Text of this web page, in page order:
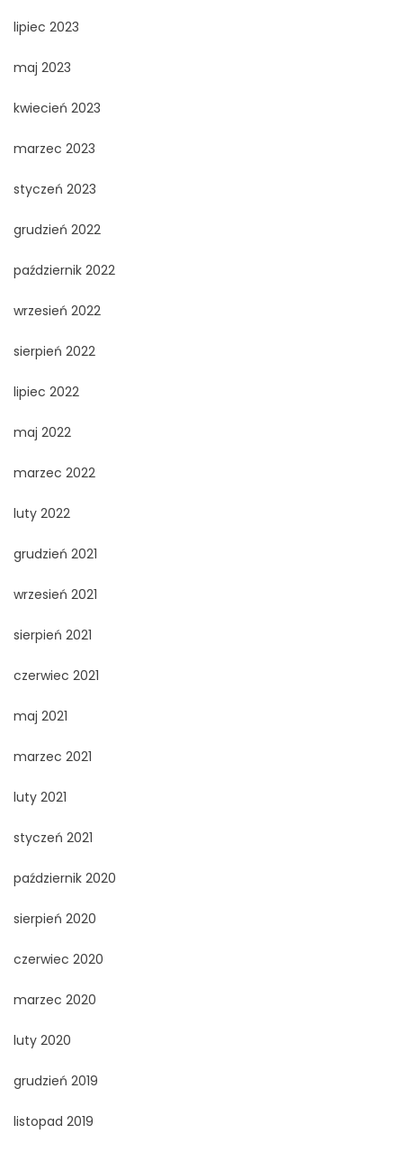
lipiec 2023
maj 2023
kwiecień 2023
marzec 2023
styczeń 2023
grudzień 2022
październik 2022
wrzesień 2022
sierpień 2022
lipiec 2022
maj 2022
marzec 2022
luty 2022
grudzień 2021
wrzesień 2021
sierpień 2021
czerwiec 2021
maj 2021
marzec 2021
luty 2021
styczeń 2021
październik 2020
sierpień 2020
czerwiec 2020
marzec 2020
luty 2020
grudzień 2019
listopad 2019